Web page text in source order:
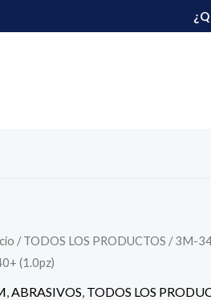
/TODOS LOS PRODUCTOS / 3M-
(1.0pz)
ABRASIVOS TODOS LOS